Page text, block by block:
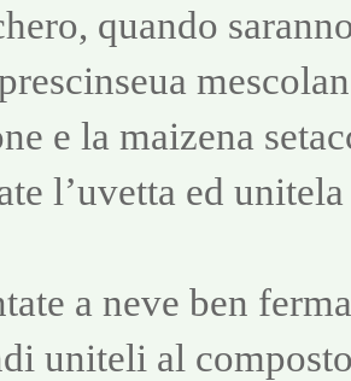
quando
e la maizena
l’uvetta ed
a neve ben
uniteli al